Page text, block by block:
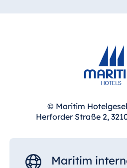
© Maritim
Herforder Straße 2,
Maritim